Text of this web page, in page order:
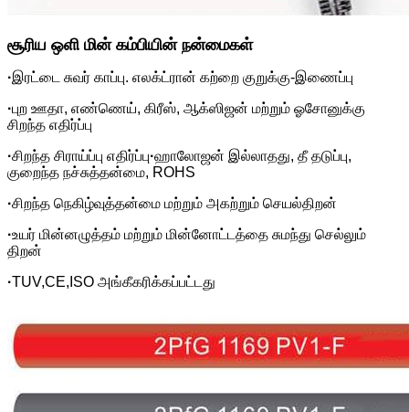
சூரிய ஒளி மின் கம்பியின் நன்மைகள்
·இரட்டை சுவர் காப்பு. எலக்ட்ரான் கற்றை குறுக்கு-இணைப்பு
·புற ஊதா, எண்ணெய், கிரீஸ், ஆக்ஸிஜன் மற்றும் ஓசோனுக்கு
சிறந்த எதிர்ப்பு
·சிறந்த சிராய்ப்பு எதிர்ப்பு·ஹாலோஜன் இல்லாதது, தீ தடுப்பு,
குறைந்த நச்சுத்தன்மை, ROHS
·சிறந்த நெகிழ்வுத்தன்மை மற்றும் அகற்றும் செயல்திறன்
·உயர் மின்னழுத்தம் மற்றும் மின்னோட்டத்தை சுமந்து செல்லும்
திறன்
·TUV,CE,ISO அங்கீகரிக்கப்பட்டது